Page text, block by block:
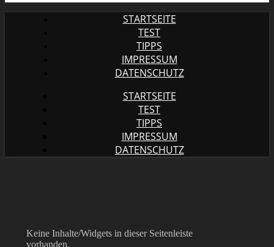
STARTSEITE
TEST
TIPPS
IMPRESSUM
DATENSCHUTZ
STARTSEITE
TEST
TIPPS
IMPRESSUM
DATENSCHUTZ
Keine Inhalte/Widgets in dieser Seitenleiste
vorhanden.